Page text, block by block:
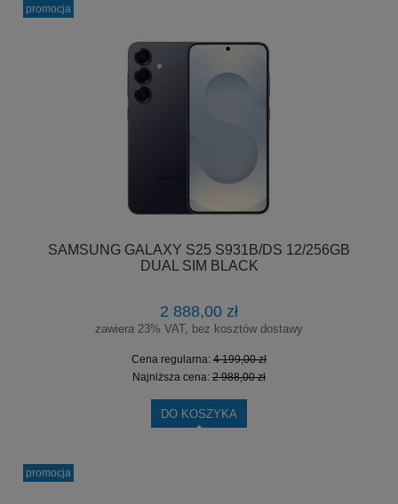
SAMSUNG GALAXY S25 S931B/DS 12/256GB
DUAL SIM BLACK
2 888,00 zł
zawiera 23% VAT, bez kosztów dostawy
Cena regularna: 4 199,00 zł
Najniższa cena: 2 988,00 zł
DO KOSZYKA
promocja
promocja